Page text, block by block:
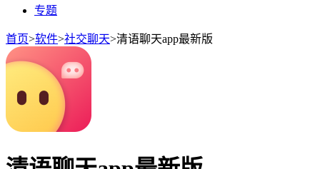
专题
首页>软件>社交聊天>清语聊天app最新版